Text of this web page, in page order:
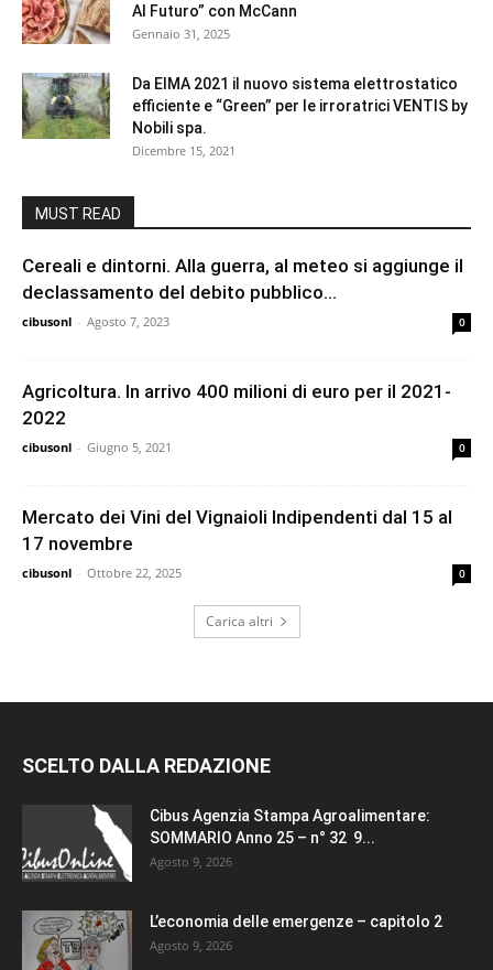
Al Futuro” con McCann
Gennaio 31, 2025
Da EIMA 2021 il nuovo sistema elettrostatico
efficiente e “Green” per le irroratrici VENTIS by
Nobili spa.
Dicembre 15, 2021
MUST READ
Cereali e dintorni. Alla guerra, al meteo si aggiunge il
declassamento del debito pubblico...
cibusonl - Agosto 7, 2023 0
Agricoltura. In arrivo 400 milioni di euro per il 2021-
2022
cibusonl - Giugno 5, 2021 0
Mercato dei Vini del Vignaioli Indipendenti dal 15 al
17 novembre
cibusonl - Ottobre 22, 2025 0
Carica altri
SCELTO DALLA REDAZIONE
Cibus Agenzia Stampa Agroalimentare:
SOMMARIO Anno 25 – n° 32 9...
Agosto 9, 2026
L’economia delle emergenze – capitolo 2
Agosto 9, 2026